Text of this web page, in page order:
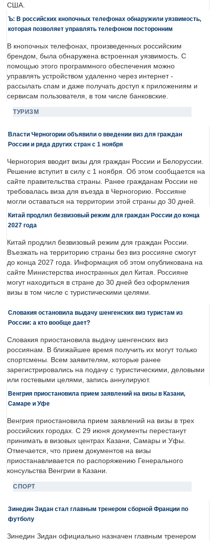
США.
Ъ: В российских кнопочных телефонах обнаружили уязвимость,
которая позволяет управлять телефоном посторонним
В кнопочных телефонах, произведенных российским
брендом, была обнаружена встроенная уязвимость. С
помощью этого программного обеспечения можно
управлять устройством удаленно через интернет -
рассылать спам и даже получать доступ к приложениям и
сервисам пользователя, в том числе банковские.
ТУРИЗМ
Власти Черногории объявили о введении виз для граждан
России и ряда других стран с 1 ноября
Черногория вводит визы для граждан России и Белоруссии.
Решение вступит в силу с 1 ноября. Об этом сообщается на
сайте правительства страны. Ранее гражданам России не
требовалась виза для въезда в Черногорию. Россияне
могли оставаться на территории этой страны до 30 дней.
Китай продлил безвизовый режим для граждан России до конца
2027 года
Китай продлил безвизовый режим для граждан России.
Въезжать на территорию страны без виз россияне смогут
до конца 2027 года. Информация об этом опубликована на
сайте Министерства иностранных дел Китая. Россияне
могут находиться в стране до 30 дней без оформления
визы в том числе с туристическими целями.
Словакия остановила выдачу шенгенских виз туристам из
России: а кто вообще дает?
Словакия приостановила выдачу шенгенских виз
россиянам. В ближайшее время получить их могут только
спортсмены. Всем заявителям, которые ранее
зарегистрировались на подачу с туристическими, деловыми
или гостевыми целями, запись аннулируют.
Венгрия приостановила прием заявлений на визы в Казани,
Самаре и Уфе
Венгрия приостановила прием заявлений на визы в трех
российских городах. С 29 июня документы перестанут
принимать в визовых центрах Казани, Самары и Уфы.
Отмечается, что прием документов на визы
приостанавливается по распоряжению Генерального
консульства Венгрии в Казани.
СПОРТ
Зинедин Зидан стал главным тренером сборной Франции по
футболу
Зинедин Зидан официально назначен главным тренером